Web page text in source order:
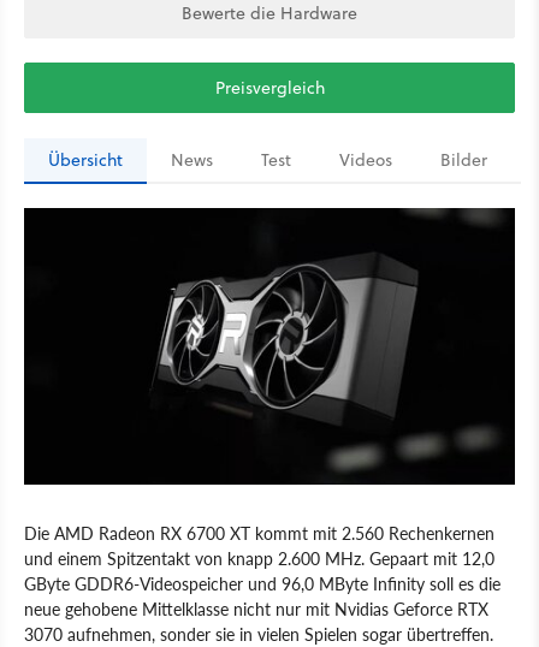
Bewerte die Hardware
Preisvergleich
Übersicht News Test Videos Bilder
Die AMD Radeon RX 6700 XT kommt mit 2.560 Rechenkernen
und einem Spitzentakt von knapp 2.600 MHz. Gepaart mit 12,0
GByte GDDR6-Videospeicher und 96,0 MByte Infinity soll es die
neue gehobene Mittelklasse nicht nur mit Nvidias Geforce RTX
3070 aufnehmen, sonder sie in vielen Spielen sogar übertreffen.